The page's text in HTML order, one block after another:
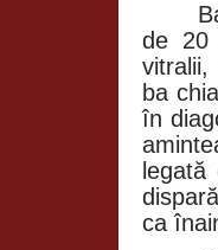
de 20
vitralii,
ba
în
ca